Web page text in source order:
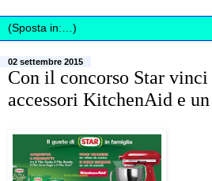
02 settembre 2015
Con il concorso Star
accessori KitchenAid e